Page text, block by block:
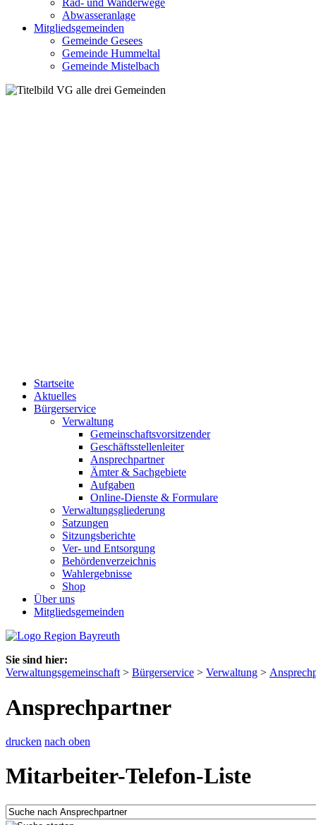
Rad- und Wanderwege
Abwasseranlage
Mitgliedsgemeinden
Gemeinde Gesees
Gemeinde Hummeltal
Gemeinde Mistelbach
Startseite
Aktuelles
Bürgerservice
Verwaltung
Gemeinschaftsvorsitzender
Geschäftsstellenleiter
Ansprechpartner
Ämter & Sachgebiete
Aufgaben
Online-Dienste & Formulare
Verwaltungsgliederung
Satzungen
Sitzungsberichte
Ver- und Entsorgung
Behördenverzeichnis
Wahlergebnisse
Shop
Über uns
Mitgliedsgemeinden
Sie sind hier:
Verwaltungsgemeinschaft > Bürgerservice > Verwaltung >
Ansprechpartner
drucken nach oben
Mitarbeiter-Telefon-Liste